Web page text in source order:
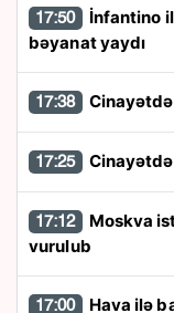
17:50
bəyanat yaydı
17:38
17:25
17:12
vurulub
17:00 Hava ilə